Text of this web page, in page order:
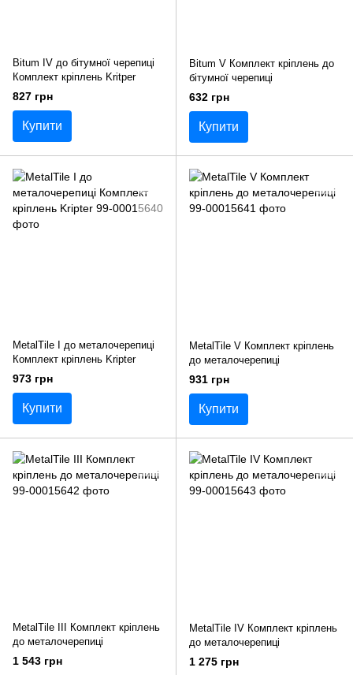
Bitum IV до бітумної черепиці
Комплект кріплень Kritper
827 грн
Купити
Bitum V Комплект кріплень до
бітумної черепиці
632 грн
Купити
MetalTile I до металочерепиці
Комплект кріплень Kripter
973 грн
Купити
MetalTile V Комплект кріплень
до металочерепиці
931 грн
Купити
MetalTile III Комплект кріплень
до металочерепиці
1 543 грн
MetalTile IV Комплект кріплень
до металочерепиці
1 275 грн